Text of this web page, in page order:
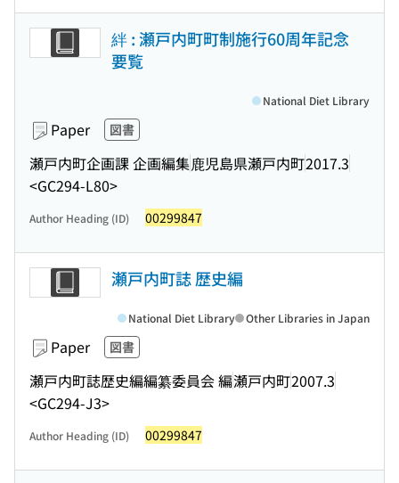
絆 : 瀬戸内町町制施行60周年記念
要覧
Paper 図書
瀬戸内町企画課 企画編集鹿児島県瀬戸内町2017.3
<GC294-L80>
National Diet Library
Author Heading (ID) 00299847
瀬戸内町誌 歴史編
Paper 図書
瀬戸内町誌歴史編編纂委員会 編瀬戸内町2007.3
<GC294-J3>
National Diet Library Other Libraries in Japan
Author Heading (ID) 00299847